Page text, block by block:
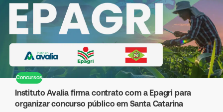
Concursos
Instituto Avalia firma contrato com a Epagri para
organizar concurso público em Santa Catarina